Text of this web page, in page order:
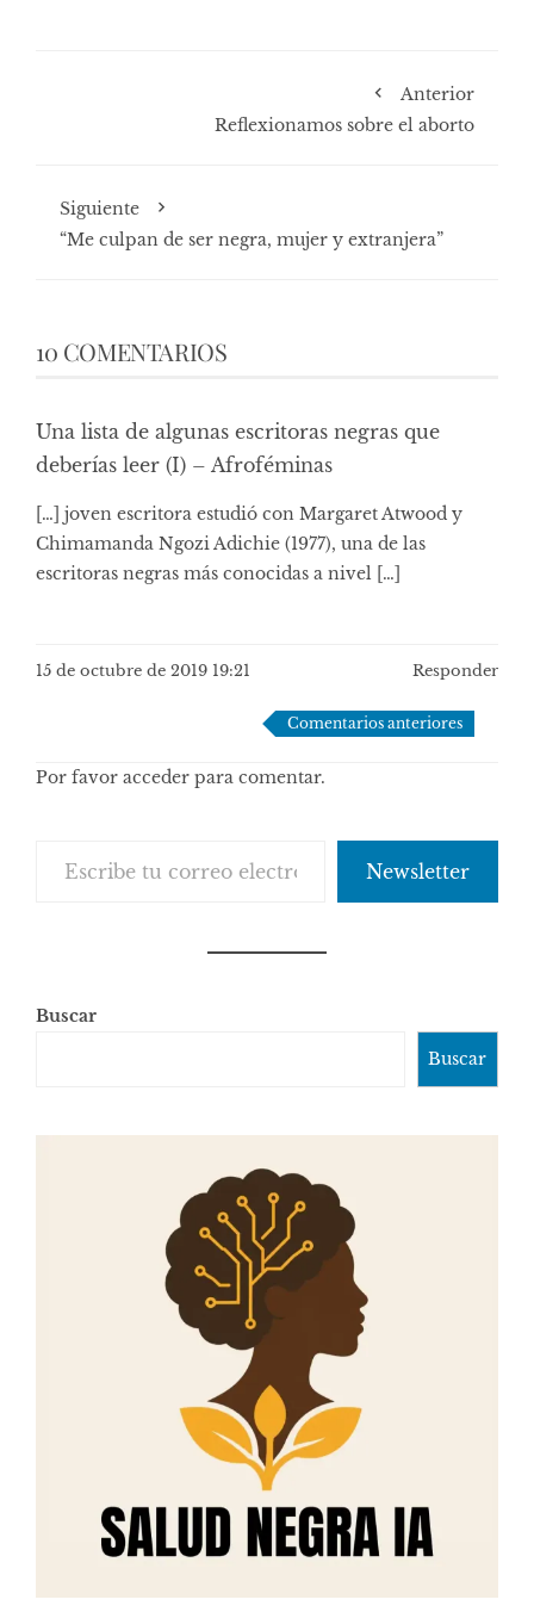
Anterior
Reflexionamos sobre el aborto
Siguiente
“Me culpan de ser negra, mujer y extranjera”
10 COMENTARIOS
Una lista de algunas escritoras negras que
deberías leer (I) – Afroféminas
[…] joven escritora estudió con Margaret Atwood y
Chimamanda Ngozi Adichie (1977), una de las
escritoras negras más conocidas a nivel […]
15 de octubre de 2019 19:21 Responder
comentarios
Comentarios anteriores
Por favor acceder para comentar.
Newsletter
Buscar
Buscar